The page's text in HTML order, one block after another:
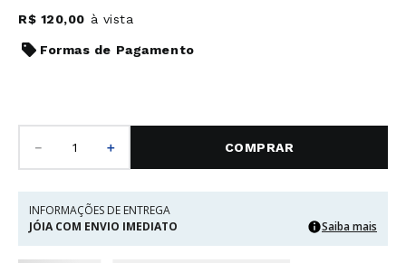
R$ 120,00 à vista
Formas de Pagamento
＋
－ COMPRAR
INFORMAÇÕES DE ENTREGA
JÓIA COM ENVIO IMEDIATO
Saiba mais
10 º Corrente